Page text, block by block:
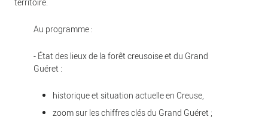
Au programme :
- État des lieux de la forêt creusoise et du Grand
Guéret :
historique et situation actuelle en Creuse,
zoom sur les chiffres clés du Grand Guéret ;